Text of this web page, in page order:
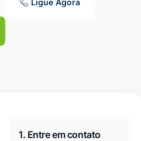
Ligue Agora
1. Entre em contato